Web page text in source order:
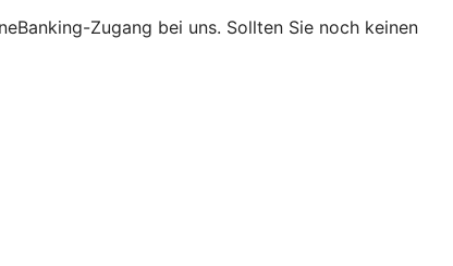
Zugang bei uns. Sollten Sie noch keinen